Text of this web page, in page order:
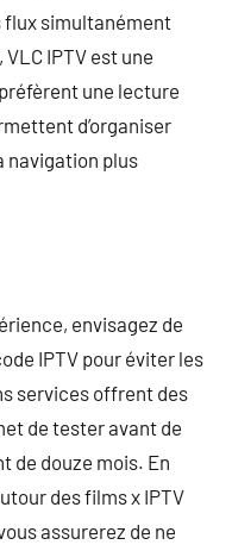
flux simultanément
IPTV est une
une lecture
d’organiser
navigation plus
envisagez de
IPTV pour éviter les
services offrent des
de tester avant de
de douze mois. En
des films x IPTV
assurerez de ne